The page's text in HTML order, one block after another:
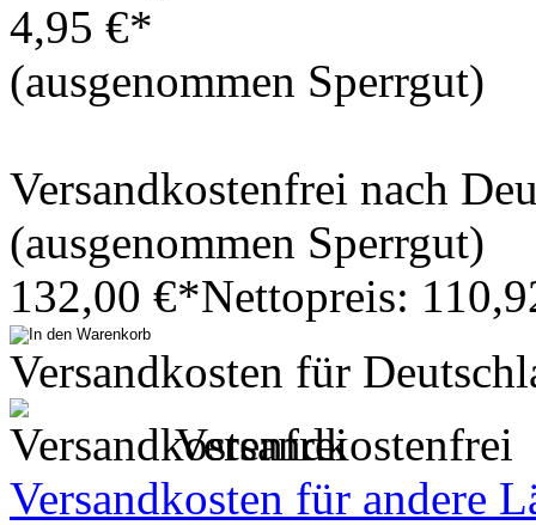
4,95 €*
(ausgenommen Sperrgut)
Versandkostenfrei nach
(ausgenommen Sperrgut)
132,00 €*Nettopreis:
Versandkosten für
Versandkostenfrei
Versandkosten für andere